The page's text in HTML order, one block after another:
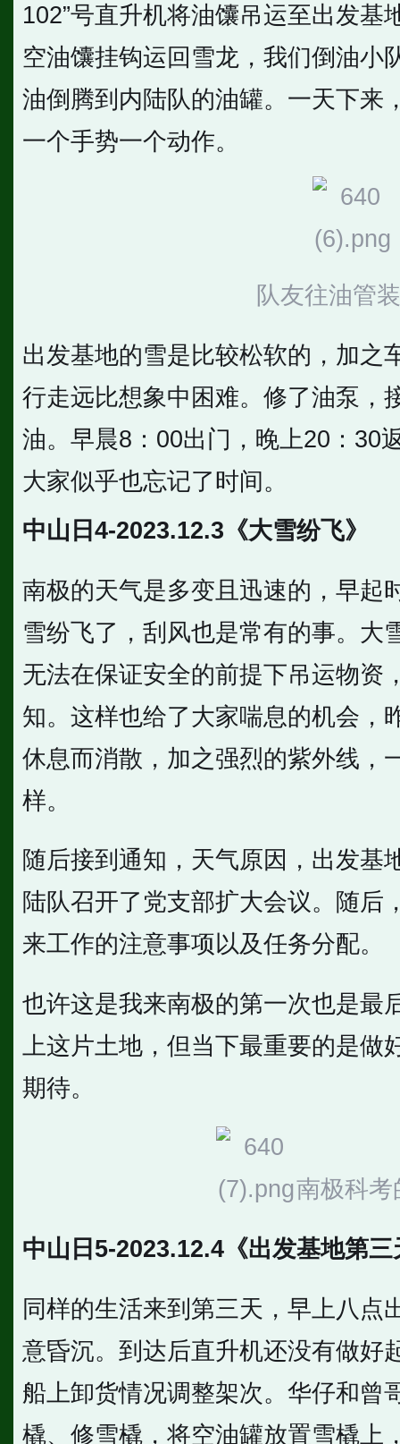
102”号直升机将油馕吊运至出发基
空油馕挂钩运回雪龙，我们倒油小
油倒腾到内陆队的油罐。一天下来
一个手势一个动作。
队友往油管
出发基地的雪是比较松软的，加之
行走远比想象中困难。修了油泵，
油。早晨8：00出门，晚上20：30
大家似乎也忘记了时间。
中山日4-2023.12.3《大雪纷飞》
南极的天气是多变且迅速的，早起
雪纷飞了，刮风也是常有的事。大
无法在保证安全的前提下吊运物资
知。这样也给了大家喘息的机会，
休息而消散，加之强烈的紫外线，
样。
随后接到通知，天气原因，出发基
陆队召开了党支部扩大会议。随后
来工作的注意事项以及任务分配。
也许这是我来南极的第一次也是最
上这片土地，但当下最重要的是
期待。
南极科考
中山日5-2023.12.4《出发基地第三
同样的生活来到第三天，早上八点
意昏沉。到达后直升机还没有做好
船上卸货情况调整架次。华仔和曾
橇、修雪橇，将空油罐放置雪橇上